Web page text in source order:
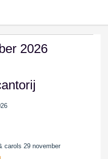
2026
carols 29 november